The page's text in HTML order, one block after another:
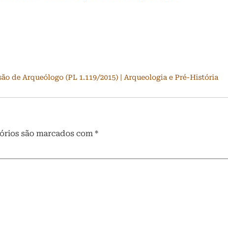
de Arqueólogo (PL 1.119/2015) | Arqueologia e Pré-História
são marcados com *